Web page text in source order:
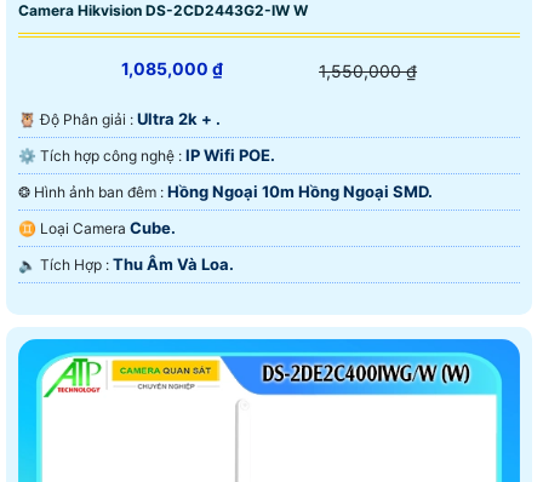
Camera Hikvision DS-2CD2443G2-IW W
1,085,000 ₫ 1,550,000 ₫
🦉 Độ Phân giải : Ultra 2k + .
⚙ Tích hợp công nghệ : IP Wifi POE.
❂ Hình ảnh ban đêm : Hồng Ngoại 10m Hồng Ngoại SMD.
♊ Loại Camera Cube.
️🔈 Tích Hợp : Thu Âm Và Loa.